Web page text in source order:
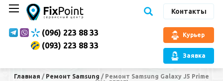
Контакты
(096) 223 88 33
(093) 223 88 33
Курьер
Заявка
Главная / Ремонт Samsung / Ремонт Samsung Galaxy J5 Prime